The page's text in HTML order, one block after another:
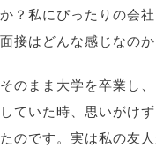
か？私にぴったりの会
面接はどんな感じなの
そのまま大学を卒業し
していた時、思いがけ
たのです。実は私の友